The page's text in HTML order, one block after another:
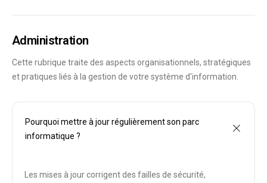
Administration
Cette rubrique traite des aspects organisationnels, stratégiques
et pratiques liés à la gestion de votre système d'information.
Pourquoi mettre à jour régulièrement son parc
informatique ?
Les mises à jour corrigent des failles de sécurité,